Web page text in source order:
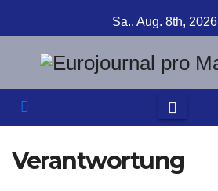
Inhalt
springen
Sa.. Aug. 8th, 2026
Verantwortung